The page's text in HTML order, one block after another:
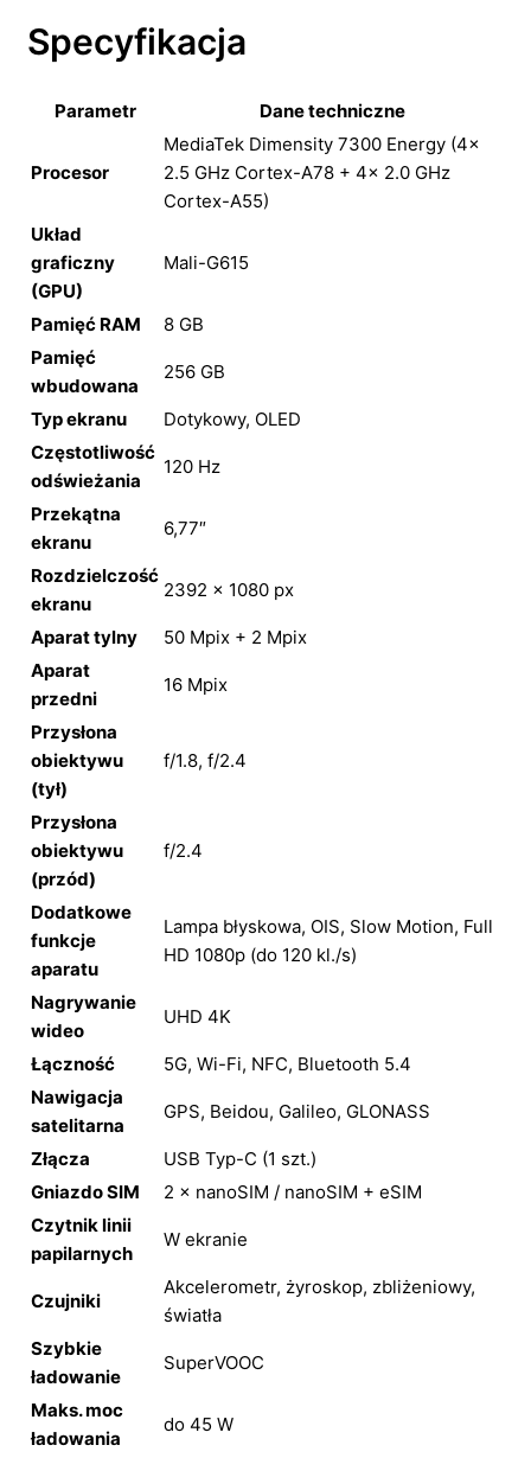
Specyfikacja
Parametr Dane techniczne
Procesor
MediaTek Dimensity 7300 Energy (4×
2.5 GHz Cortex-A78 + 4× 2.0 GHz
Cortex-A55)
Układ
graficzny
(GPU)
Mali-G615
Pamięć RAM
8 GB
Pamięć
wbudowana
256 GB
Typ ekranu
Dotykowy, OLED
Częstotliwość
odświeżania
120 Hz
Przekątna
ekranu
6,77″
Rozdzielczość
ekranu
2392 × 1080 px
Aparat tylny
50 Mpix + 2 Mpix
Aparat
przedni
16 Mpix
Przysłona
obiektywu
(tył)
f/1.8, f/2.4
Przysłona
obiektywu
(przód)
f/2.4
Dodatkowe
funkcje
aparatu
Lampa błyskowa, OIS, Slow Motion, Full
HD 1080p (do 120 kl./s)
Nagrywanie
wideo
UHD 4K
Łączność
5G, Wi-Fi, NFC, Bluetooth 5.4
Nawigacja
satelitarna
GPS, Beidou, Galileo, GLONASS
Złącza
USB Typ-C (1 szt.)
Gniazdo SIM
2 × nanoSIM / nanoSIM + eSIM
Czytnik linii
papilarnych
W ekranie
Czujniki
Akcelerometr, żyroskop, zbliżeniowy,
światła
Szybkie
ładowanie
SuperVOOC
Maks. moc
ładowania
do 45 W